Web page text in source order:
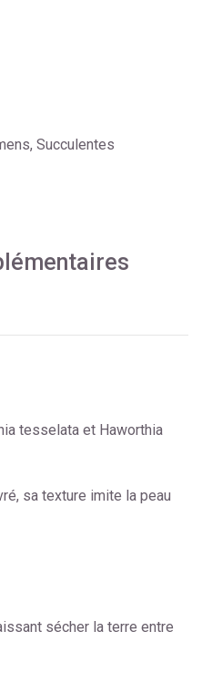
, Succulentes
tesselata et Haworthia
sa texture imite la peau
sécher la terre entre